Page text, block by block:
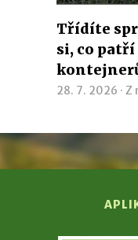
Třídíte
si, co
28. 7. 2026 · Z